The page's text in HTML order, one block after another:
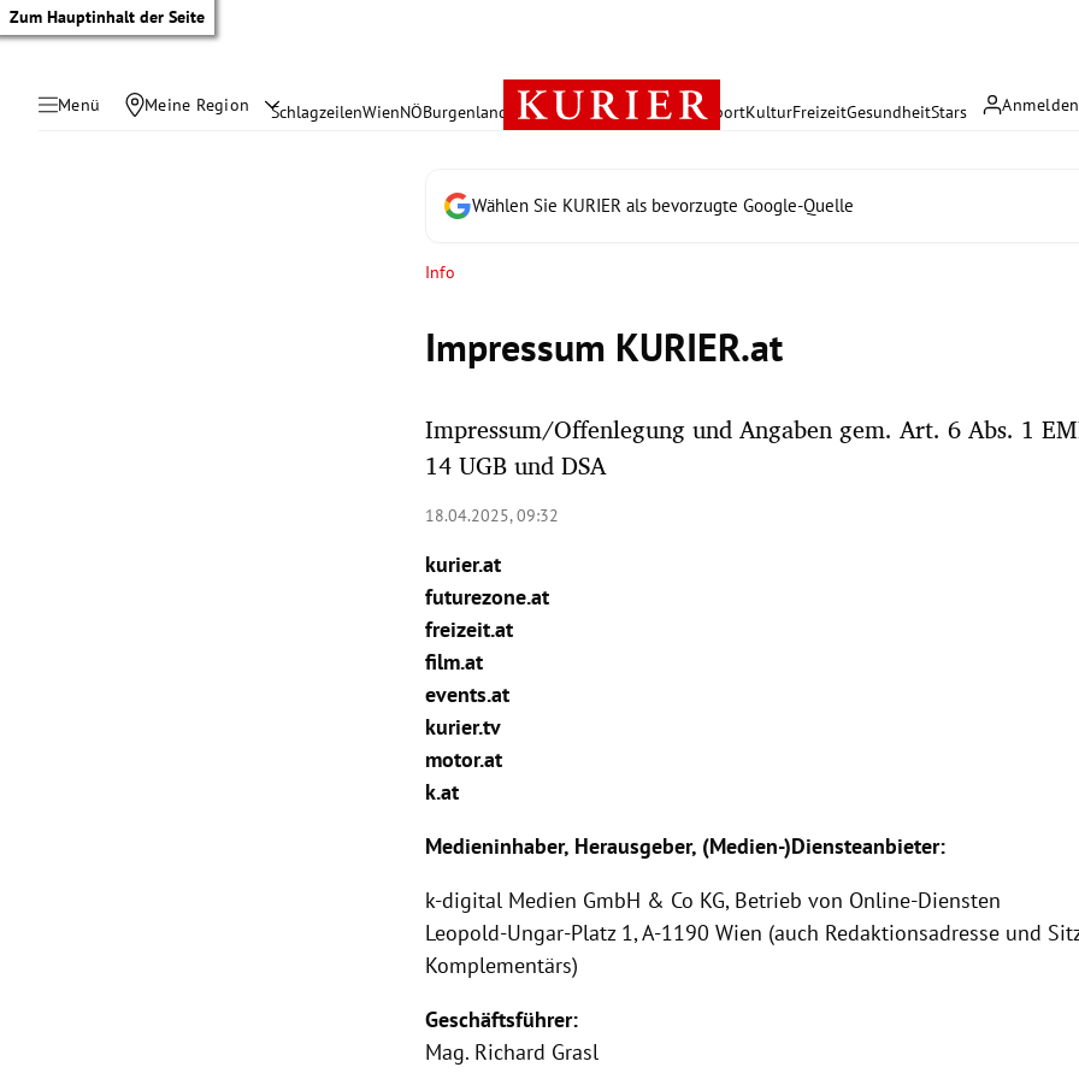
Zum Hauptinhalt der Seite
Menü Meine Region Anmelden
SchlagzeilenWienNÖBurgenland Österreich PolitikWirtschaft SportKulturFreizeitGesundheitStars
Wählen Sie KURIER als bevorzugte Google-Quelle
Info
Impressum KURIER.at
Impressum/Offenlegung und Angaben gem. Art. 6 Abs. 1
14 UGB und DSA
18.04.2025, 09:32
kurier.at
futurezone.at
freizeit.at
film.at
events.at
kurier.tv
motor.at
k.at
Medieninhaber, Herausgeber, (Medien-)Diensteanbieter:
k-digital Medien GmbH & Co KG, Betrieb von Online-Diensten
Leopold-Ungar-Platz 1, A-1190 Wien (auch Redaktionsadresse und
Komplementärs)
Geschäftsführer:
Mag. Richard Grasl